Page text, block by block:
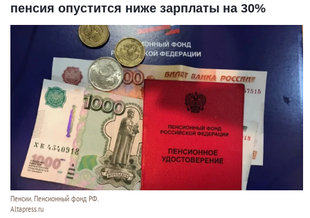
пенсия опустится ниже зарплаты на 30%
Пенсии. Пенсионный фонд РФ.
Altapress.ru